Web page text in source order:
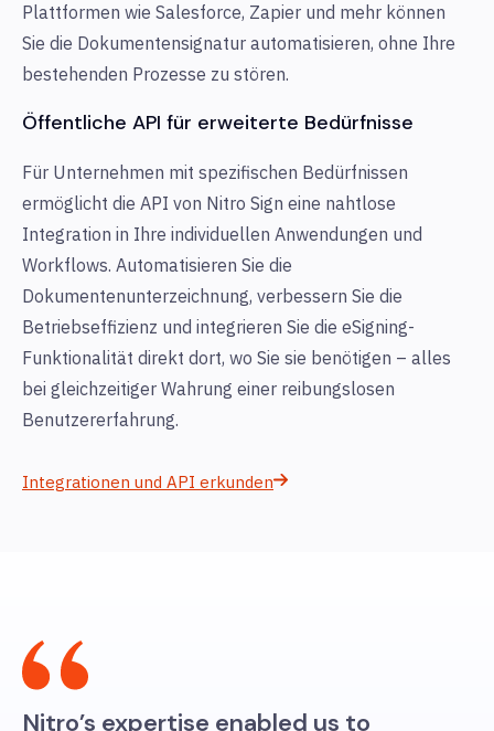
Plattformen wie Salesforce, Zapier und mehr können
Sie die Dokumentensignatur automatisieren, ohne Ihre
bestehenden Prozesse zu stören.
Öffentliche API für erweiterte Bedürfnisse
Für Unternehmen mit spezifischen Bedürfnissen
ermöglicht die API von Nitro Sign eine nahtlose
Integration in Ihre individuellen Anwendungen und
Workflows. Automatisieren Sie die
Dokumentenunterzeichnung, verbessern Sie die
Betriebseffizienz und integrieren Sie die eSigning-
Funktionalität direkt dort, wo Sie sie benötigen – alles
bei gleichzeitiger Wahrung einer reibungslosen
Benutzererfahrung.
Integrationen und API erkunden
Nitro’s expertise enabled us to